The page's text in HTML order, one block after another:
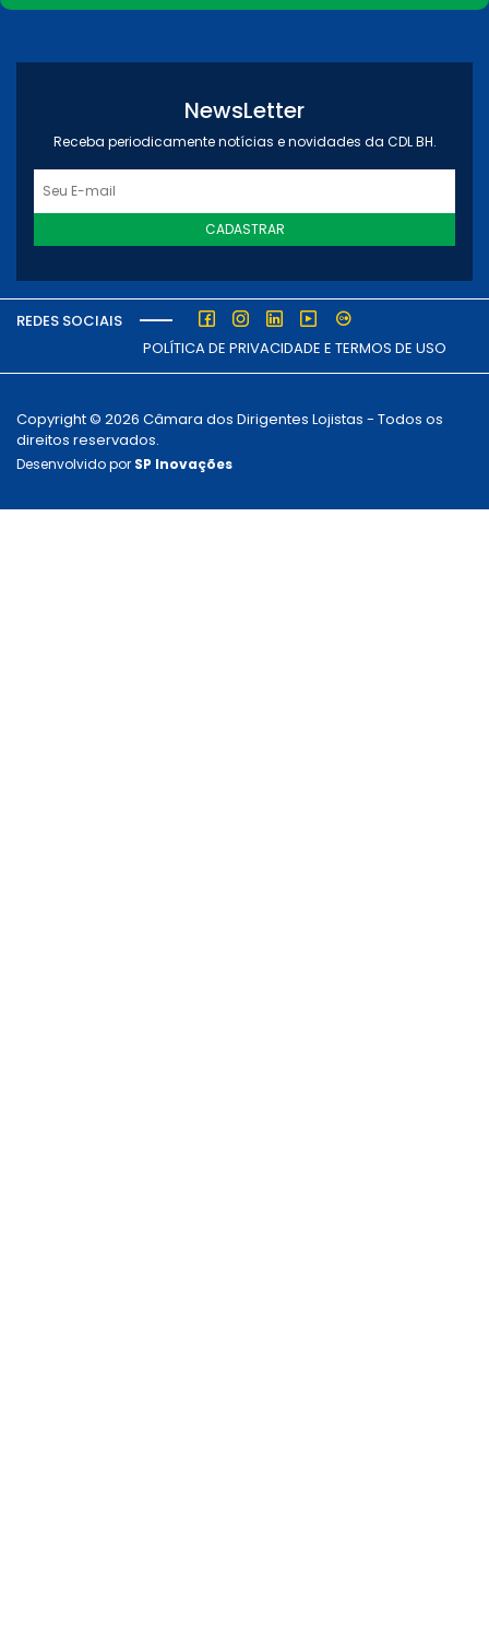
NewsLetter
Receba periodicamente notícias e novidades da CDL BH.
CADASTRAR
REDES SOCIAIS
POLÍTICA DE PRIVACIDADE E TERMOS DE USO
Copyright © 2026 Câmara dos Dirigentes Lojistas - Todos os
direitos reservados.
Desenvolvido por SP Inovações